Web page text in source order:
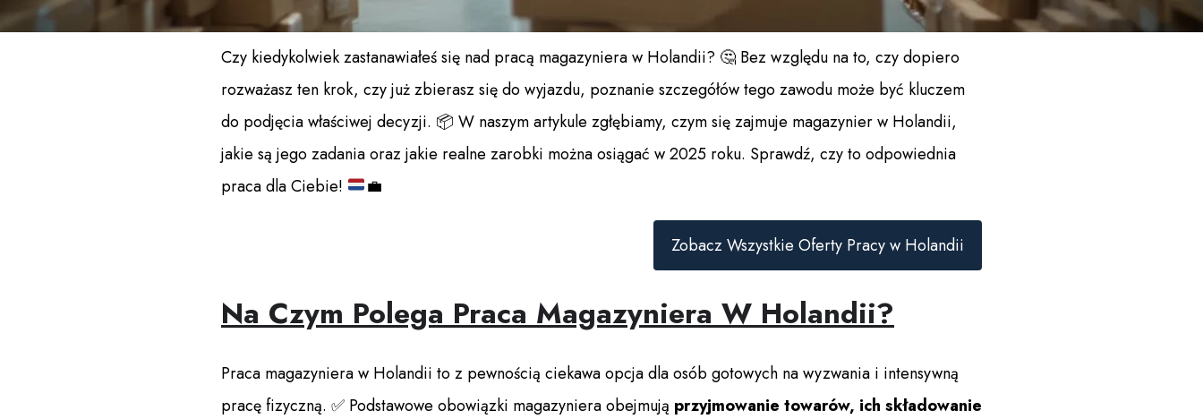
Czy kiedykolwiek zastanawiałeś się nad pracą magazyniera w Holandii? 🤔 Bez względu na to, czy dopiero
rozważasz ten krok, czy już zbierasz się do wyjazdu, poznanie szczegółów tego zawodu może być kluczem
do podjęcia właściwej decyzji. 📦 W naszym artykule zgłębiamy, czym się zajmuje magazynier w Holandii,
jakie są jego zadania oraz jakie realne zarobki można osiągać w 2025 roku. Sprawdź, czy to odpowiednia
praca dla Ciebie!
💼
Zobacz Wszystkie Oferty Pracy w Holandii
Na Czym Polega Praca Magazyniera W Holandii?
Praca magazyniera w Holandii to z pewnością ciekawa opcja dla osób gotowych na wyzwania i intensywną
pracę fizyczną. ✅ Podstawowe obowiązki magazyniera obejmują przyjmowanie towarów, ich składowanie